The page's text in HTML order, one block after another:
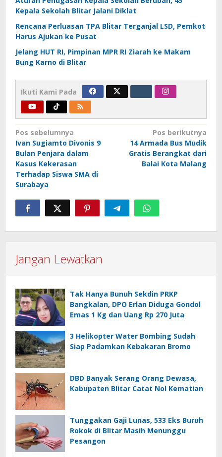
Kepala Sekolah Blitar Jalani Diklat
Rencana Perluasan TPA Blitar Terganjal LSD, Pemkot
Harus Ajukan ke Pusat
Jelang HUT RI, Pimpinan MPR RI Ziarah ke Makam
Bung Karno di Blitar
Ikuti Kami Pada
Navigasi
pos
Pos sebelumnya
Ivan Sugiamto Divonis 9
Bulan Penjara dalam
Kasus Kekerasan
Terhadap Siswa SMA di
Surabaya
Pos berikutnya
14 Armada Bus Mudik
Gratis Berangkat dari
Balai Kota Malang
Jangan Lewatkan
Tak Hanya Bunuh Sekdin PRKP
Bangkalan, DPO Erlan Diduga Gondol
Emas 1 Kg dan Uang Rp 270 Juta
3 Helikopter Water Bombing Sudah
Siap Padamkan Kebakaran Bromo
DBD Banyak Serang Orang Dewasa,
Kabupaten Blitar Catat Nol Kematian
Tunggakan Gaji Lunas, 533 Eks Buruh
Rokok di Blitar Masih Menunggu
Pesangon